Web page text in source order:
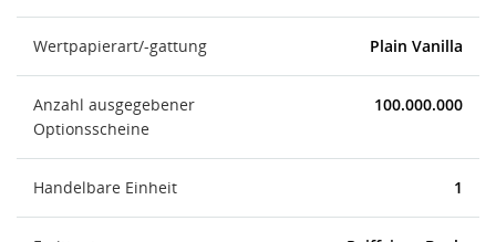
Wertpapierart/-gattung Plain Vanilla
Anzahl ausgegebener
Optionsscheine
100.000.000
Handelbare Einheit 1